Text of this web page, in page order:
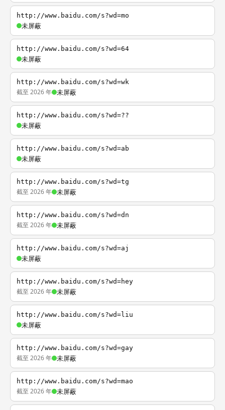
http://www.baidu.com/s?wd=mo
未屏蔽
http://www.baidu.com/s?wd=64
未屏蔽
http://www.baidu.com/s?wd=wk
截至 2026 年 未屏蔽
http://www.baidu.com/s?wd=??
未屏蔽
http://www.baidu.com/s?wd=ab
未屏蔽
http://www.baidu.com/s?wd=tg
截至 2026 年 未屏蔽
http://www.baidu.com/s?wd=dn
截至 2026 年 未屏蔽
http://www.baidu.com/s?wd=aj
未屏蔽
http://www.baidu.com/s?wd=hey
截至 2026 年 未屏蔽
http://www.baidu.com/s?wd=liu
未屏蔽
http://www.baidu.com/s?wd=gay
截至 2026 年 未屏蔽
http://www.baidu.com/s?wd=mao
截至 2026 年 未屏蔽